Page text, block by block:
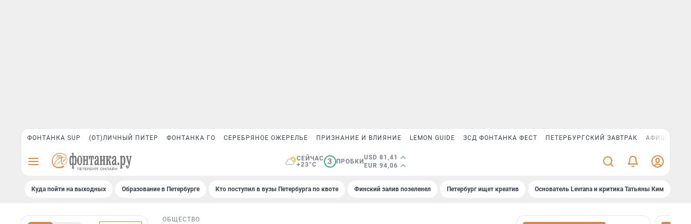
ФОНТАНКА SUP (ОТ)ЛИЧНЫЙ ПИТЕР ФОНТАНКА ГО СЕРЕБРЯНОЕ ОЖЕРЕЛЬЕ ПРИЗНАНИЕ И ВЛИЯНИЕ LEMON GUIDE ЗСД ФОНТАНКА ФЕСТ ПЕТЕРБУРГСКИЙ ЗАВТРАК АФИША PLUS
СЕЙЧАС
+23°C
3 ПРОБКИ
USD 81,41
EUR 94,06
Куда пойти на выходных Образование в Петербурге Кто поступил в вузы Петербурга по квоте Финский залив позеленел Петербург ищет креатив Основатель Levrana и критика Татьяны Ким
ОБЩЕСТВО